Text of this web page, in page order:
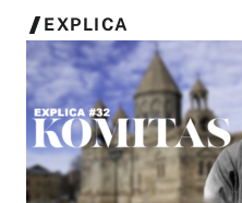
EXPLICA